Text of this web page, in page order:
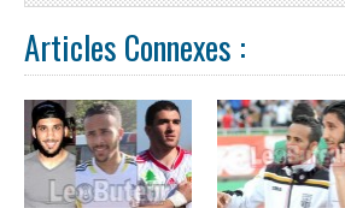
Articles Connexes :